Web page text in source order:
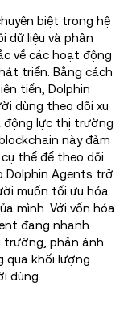
biệt trong hệ
dữ liệu và phân
về các hoạt động
triển. Bằng cách
tiến, Dolphin
dùng theo dõi xu
động lực thị trường
này đảm
thể để theo dõi
Dolphin Agents trở
muốn tối ưu hóa
mình. Với vốn hóa
đang nhanh
trường, phản ánh
qua khối lượng
dùng.